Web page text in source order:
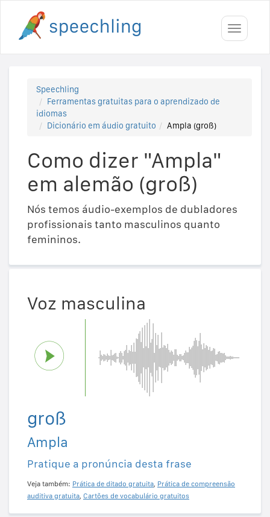
Toggle
Speechling
Ferramentas gratuitas para o aprendizado de
idiomas
Dicionário em áudio gratuito
Ampla (groß)
Como dizer "Ampla"
em alemão (groß)
Nós temos áudio-exemplos de dubladores
profissionais tanto masculinos quanto
femininos.
Voz masculina
groß
Ampla
Pratique a pronúncia desta frase
Veja também: Prática de ditado gratuita, Prática de compreensão
auditiva gratuita, Cartões de vocabulário gratuitos